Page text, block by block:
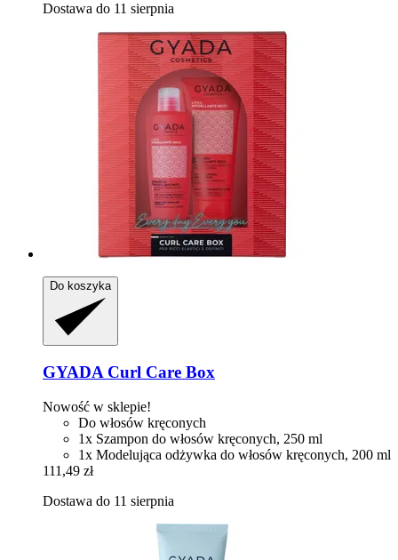
Dostawa do 11 sierpnia
Do koszyka
GYADA Curl Care Box
Nowość w sklepie!
Do włosów kręconych
1x Szampon do włosów kręconych, 250 ml
1x Modelująca odżywka do włosów kręconych, 200 ml
111,49 zł
Dostawa do 11 sierpnia